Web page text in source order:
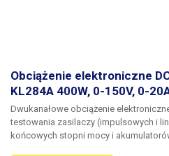
Obciążenie elektroniczne
KL284A 400W, 0-150V, 0-
Dwukanałowe obciążenie
testowania zasilaczy (impulsowych i
końcowych stopni mocy i